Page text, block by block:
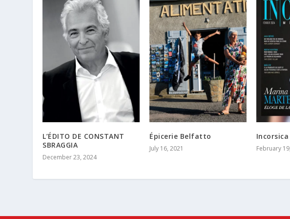
L’ÉDITO DE CONSTANT
SBRAGGIA
December 23, 2024
Épicerie Belfatto
July 16, 2021
Incorsica
February